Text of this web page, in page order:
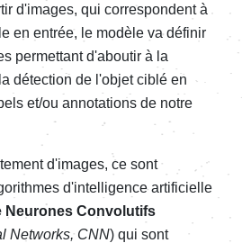
d'images, qui correspondent à
en entrée, le modèle va définir
permettant d'aboutir à la
détection de l'objet ciblé en
et/ou annotations de notre
d'images, ce sont
d'intelligence artificielle
Neurones Convolutifs
Networks, CNN) qui sont